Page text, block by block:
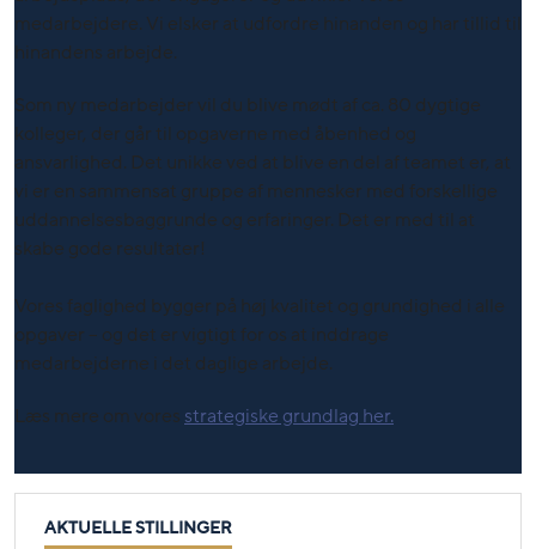
medarbejdere. Vi elsker at udfordre hinanden og har tillid til
hinandens arbejde.
Som ny medarbejder vil du blive mødt af ca. 80 dygtige
kolleger, der går til opgaverne med åbenhed og
ansvarlighed. Det unikke ved at blive en del af teamet er, at
vi er en sammensat gruppe af mennesker med forskellige
uddannelsesbaggrunde og erfaringer. Det er med til at
skabe gode resultater!
Vores faglighed bygger på høj kvalitet og grundighed i alle
opgaver – og det er vigtigt for os at inddrage
medarbejderne i det daglige arbejde.
Læs mere om vores strategiske grundlag her.
AKTUELLE STILLINGER